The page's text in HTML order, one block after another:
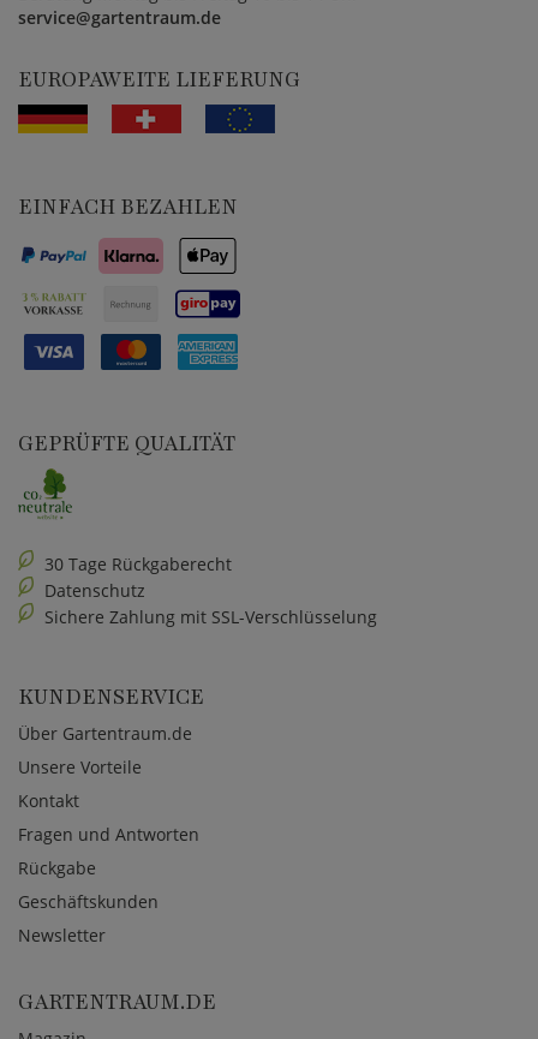
service@gartentraum.de
EUROPAWEITE LIEFERUNG
EINFACH BEZAHLEN
GEPRÜFTE QUALITÄT
30 Tage Rückgaberecht
Datenschutz
Sichere Zahlung mit SSL-Verschlüsselung
KUNDENSERVICE
Über Gartentraum.de
Unsere Vorteile
Kontakt
Fragen und Antworten
Rückgabe
Geschäftskunden
Newsletter
GARTENTRAUM.DE